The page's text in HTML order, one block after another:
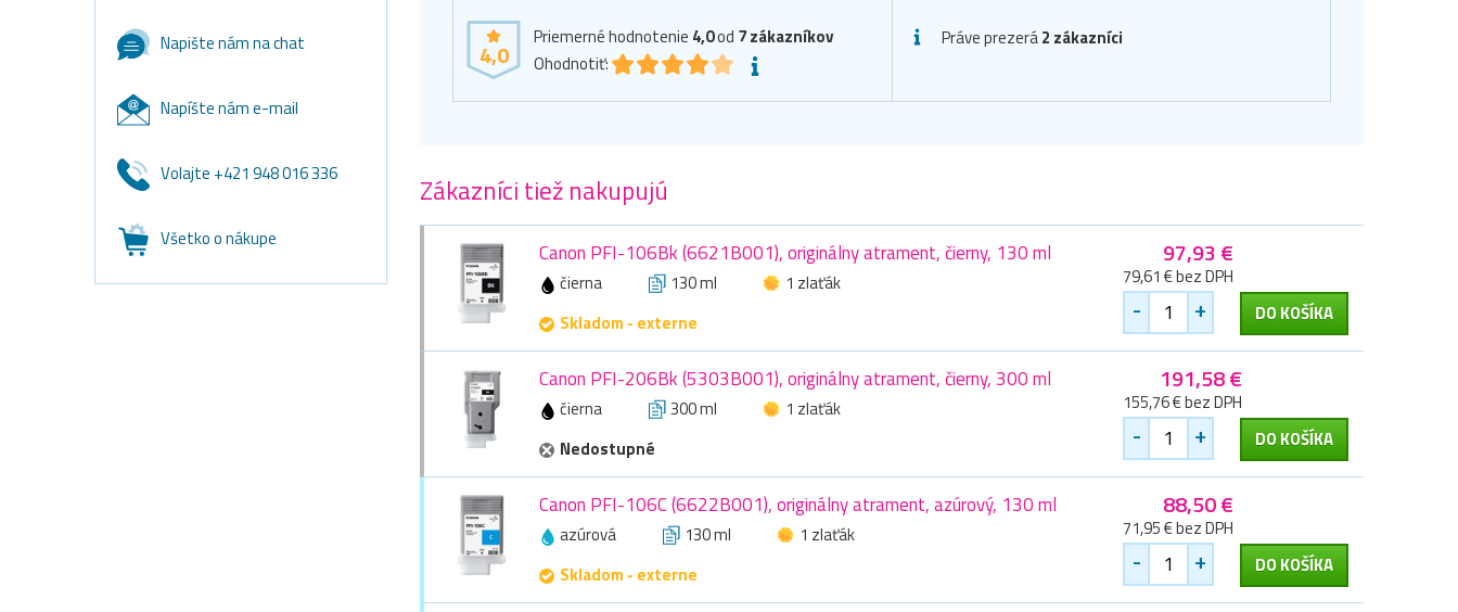
Napište nám na chat
Napíšte nám e-mail
Volajte +421 948 016 336
Všetko o nákupe
4,0
Priemerné hodnotenie 4,0od 7zákazníkov
Ohodnotiť:
Práve prezerá2 zákazníci
Zákazníci tiež nakupujú
Canon PFI-106Bk (6621B001), originálny atrament, čierny, 130 ml
čierna 130 ml
1 zlaťák
Skladom - externe
97,93 €
79,61 € bez DPH
- + DO KOŠÍKA
Canon PFI-206Bk (5303B001), originálny atrament, čierny, 300 ml
čierna 300 ml
1 zlaťák
Nedostupné
191,58 €
155,76 € bez DPH
- + DO KOŠÍKA
Canon PFI-106C (6622B001), originálny atrament, azúrový, 130 ml
azúrová 130 ml
1 zlaťák
Skladom - externe
88,50 €
71,95 € bez DPH
- + DO KOŠÍKA